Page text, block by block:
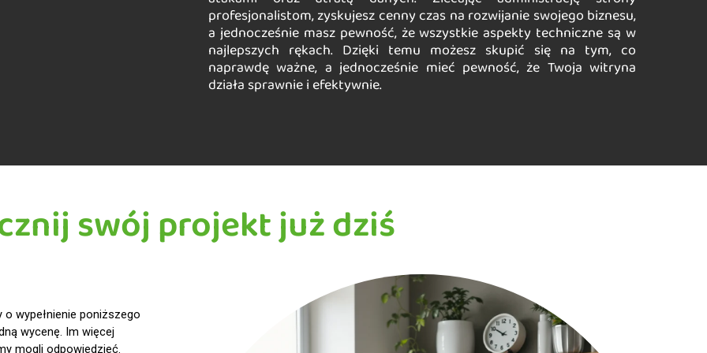
profesjonalistom, zyskujesz cenny czas na rozwijanie swojego biznesu,
a jednocześnie masz pewność, że wszystkie aspekty techniczne są w
najlepszych rękach. Dzięki temu możesz skupić się na tym, co
naprawdę ważne, a jednocześnie mieć pewność, że Twoja witryna
działa sprawnie i efektywnie.
swój projekt już dziś